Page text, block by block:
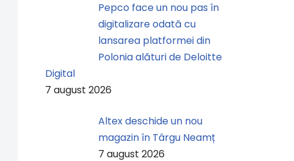
Pepco face un nou pas în
digitalizare odată cu
lansarea platformei din
Polonia alături de Deloitte
Digital
7 august 2026
Altex deschide un nou
magazin în Târgu Neamț
7 august 2026